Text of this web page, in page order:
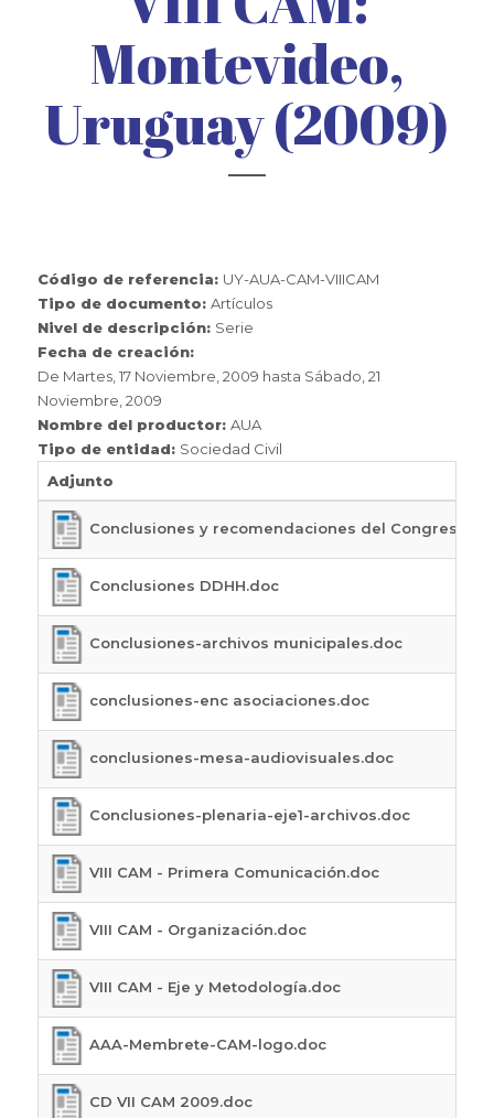
Montevideo,
Uruguay (2009)
Código de referencia: UY-AUA-CAM-VIIICAM
Tipo de documento:Artículos
Nivel de descripción: Serie
Fecha de creación:
De Martes, 17 Noviembre, 2009 hasta Sábado, 21
Noviembre, 2009
Nombre del productor:AUA
Tipo de entidad: Sociedad Civil
Adjunto
Conclusiones y recomendaciones del Congreso-
Conclusiones DDHH.doc
Conclusiones-archivos municipales.doc
conclusiones-enc asociaciones.doc
conclusiones-mesa-audiovisuales.doc
Conclusiones-plenaria-eje1-archivos.doc
VIII CAM - Primera Comunicación.doc
VIII CAM - Organización.doc
VIII CAM - Eje y Metodología.doc
AAA-Membrete-CAM-logo.doc
CD VII CAM 2009.doc